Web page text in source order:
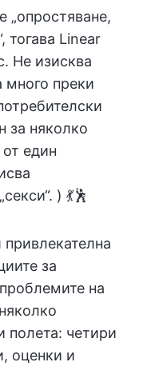
„опростяване,
тогава Linear
Не изисква
много преки
за няколко
един
) 💃🕺
за
на
полета: четири
оценки и